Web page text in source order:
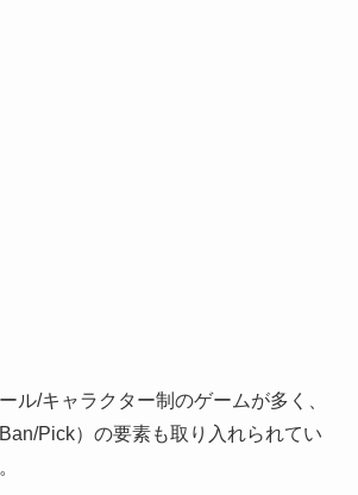
ル/キャラクター制のゲームが多く、
Pick）の要素も取り入れられてい